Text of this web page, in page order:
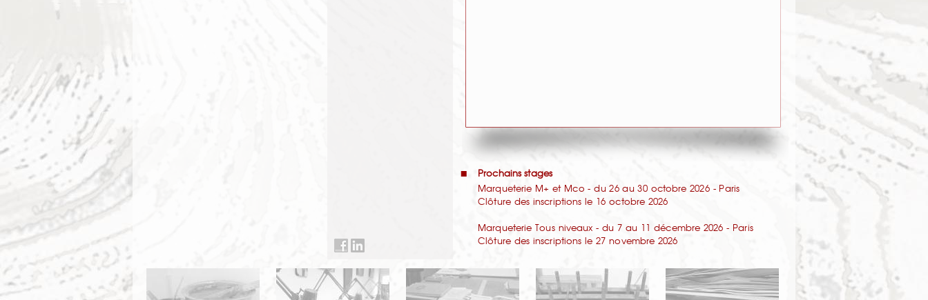
Prochains stages
Marqueterie M+ et Mco - du 26 au 30 octobre 2026 - Paris
Clôture des inscriptions le 16 octobre 2026
Marqueterie Tous niveaux - du 7 au 11 décembre 2026 - Paris
Clôture des inscriptions le 27 novembre 2026